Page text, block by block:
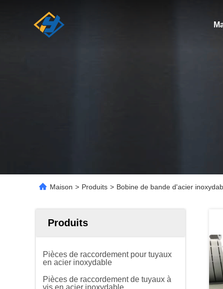
Maison > Produits > Bobine de bande d'acier
Produits
Pièces de raccordement pour tuyaux
en acier inoxydable
Pièces de raccordement de tuyaux à
vis en acier inoxydable